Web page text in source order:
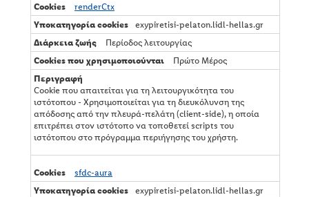
renderCtx
exypiretisi-pelaton.lidl-hellas.gr
Περίοδος λειτουργίας
Πρώτο Μέρος
Cookie που απαιτείται για τη λειτουργικότητα του
ιστότοπου - Χρησιμοποιείται για τη διευκόλυνση της
απόδοσης από την πλευρά-πελάτη (client-side), η οποία
επιτρέπει στον ιστότοπο να τοποθετεί scripts του
ιστότοπου στο πρόγραμμα περιήγησης του χρήστη.
sfdc-aura
exypiretisi-pelaton.lidl-hellas.gr